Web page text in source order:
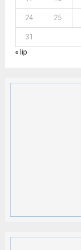
24 25
31
« lip